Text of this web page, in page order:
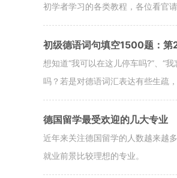
初学者学习的各类教程，各位看官请
初级德语词句填空1500题：
想知道“我可以在这儿停车吗?”、“
吗？若是对德语词汇表达有些生疏
德国留学最受欢迎的几大专业
近年来关注德国留学的人数越来越
就业前景比较理想的专业。